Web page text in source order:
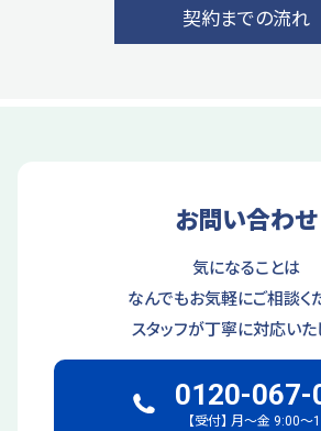
契約までの流れ
お問い合わせ
気になることは
なんでもお気軽にご相談く
スタッフが丁寧に対応いた
0120-067-
【受付】 月～金 9:00～